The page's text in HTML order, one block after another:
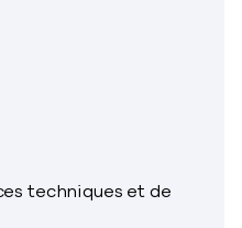
techniques et de